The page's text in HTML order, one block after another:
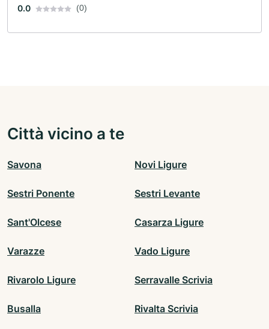
0.0
(0)
Città vicino a te
Savona Novi Ligure
Sestri Ponente Sestri Levante
Sant'Olcese Casarza Ligure
Varazze Vado Ligure
Rivarolo Ligure Serravalle Scrivia
Busalla Rivalta Scrivia